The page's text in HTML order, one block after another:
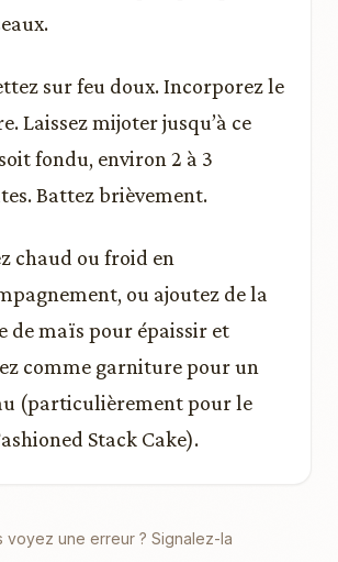
sur feu doux. Incorporez le
Laissez mijoter jusqu’à ce
fondu, environ 2 à 3
Battez brièvement.
chaud ou froid en
ou ajoutez de la
de maïs pour épaissir et
comme garniture pour un
(particulièrement pour le
Stack Cake).
voyez une erreur ? Signalez-la